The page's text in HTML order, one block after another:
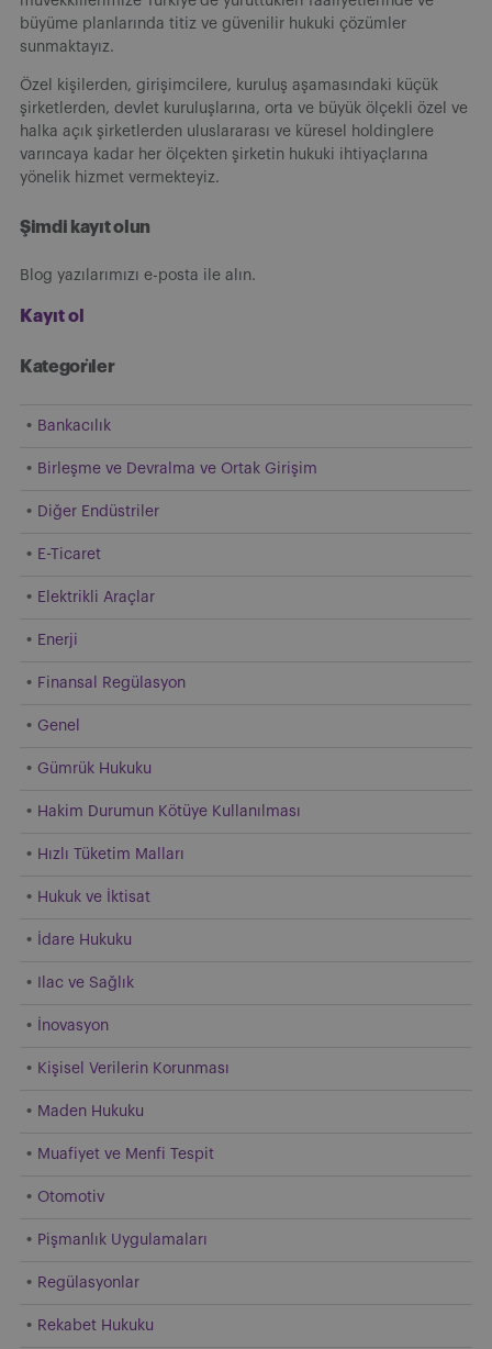
büyüme planlarında titiz ve güvenilir hukuki çözümler
sunmaktayız.
Özel kişilerden, girişimcilere, kuruluş aşamasındaki küçük
şirketlerden, devlet kuruluşlarına, orta ve büyük ölçekli özel ve
halka açık şirketlerden uluslararası ve küresel holdinglere
varıncaya kadar her ölçekten şirketin hukuki ihtiyaçlarına
yönelik hizmet vermekteyiz.
Şimdi kayıt olun
Blog yazılarımızı e-posta ile alın.
Kayıt ol
Kategori̇ler
Bankacılık
Birleşme ve Devralma ve Ortak Girişim
Diğer Endüstriler
E-Ticaret
Elektrikli Araçlar
Enerji
Finansal Regülasyon
Genel
Gümrük Hukuku
Hakim Durumun Kötüye Kullanılması
Hızlı Tüketim Malları
Hukuk ve İktisat
İdare Hukuku
Ilac ve Sağlık
İnovasyon
Kişisel Verilerin Korunması
Maden Hukuku
Muafiyet ve Menfi Tespit
Otomotiv
Pişmanlık Uygulamaları
Regülasyonlar
Rekabet Hukuku